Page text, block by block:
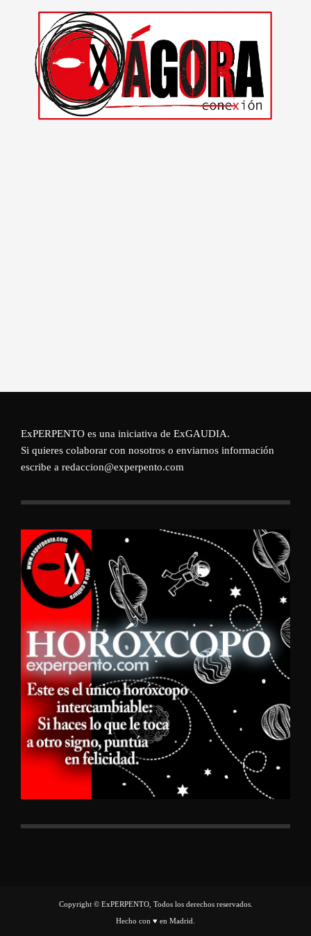
ExPERPENTO es una iniciativa de ExGAUDIA.
Si quieres colaborar con nosotros o enviarnos información
escribe a redaccion@experpento.com
Copyright © ExPERPENTO, Todos los derechos reservados.
Hecho con ♥ en Madrid.